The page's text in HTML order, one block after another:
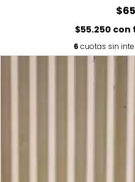
$55.250 con
6 cuotas sin